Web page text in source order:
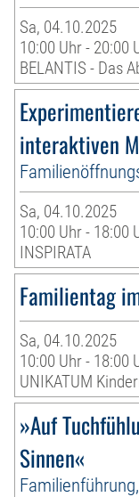
Sa, 04.10.2025
10:00 Uhr - 20:00
BELANTIS - Das
interaktiven
Sa, 04.10.2025
10:00 Uhr - 18:00
INSPIRATA
Familientag
Sa, 04.10.2025
10:00 Uhr - 18:00
UNIKATUM
»Auf
Sinnen«